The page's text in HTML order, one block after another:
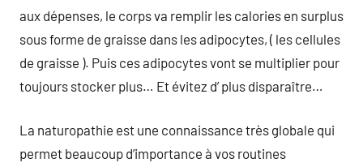
aux dépenses, le corps va remplir les calories en surplus
sous forme de graisse dans les adipocytes, ( les cellules
de graisse ). Puis ces adipocytes vont se multiplier pour
toujours stocker plus… Et évitez d’ plus disparaître…
La naturopathie est une connaissance très globale qui
permet beaucoup d’importance à vos routines